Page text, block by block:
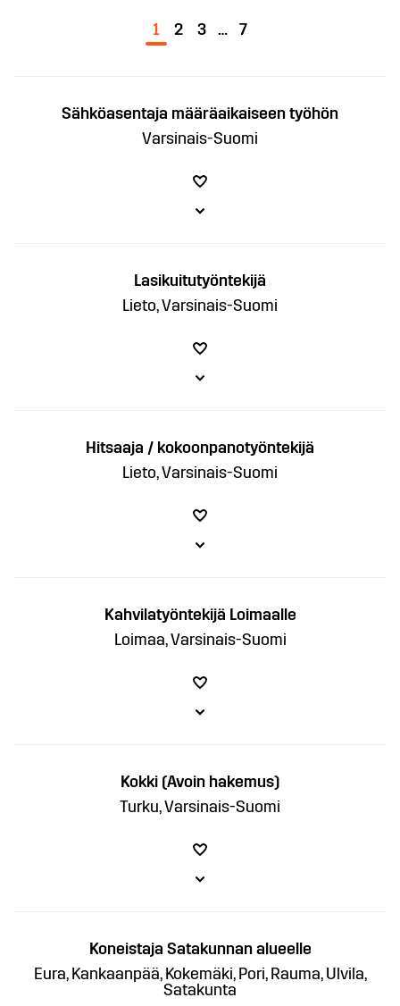
1 2 3 … 7
Sähköasentaja määräaikaiseen työhön
Varsinais-Suomi
Lasikuitutyöntekijä
Lieto, Varsinais-Suomi
Hitsaaja / kokoonpanotyöntekijä
Lieto, Varsinais-Suomi
Kahvilatyöntekijä Loimaalle
Loimaa, Varsinais-Suomi
Kokki (Avoin hakemus)
Turku, Varsinais-Suomi
Koneistaja Satakunnan alueelle
Eura, Kankaanpää, Kokemäki, Pori, Rauma, Ulvila,
Satakunta